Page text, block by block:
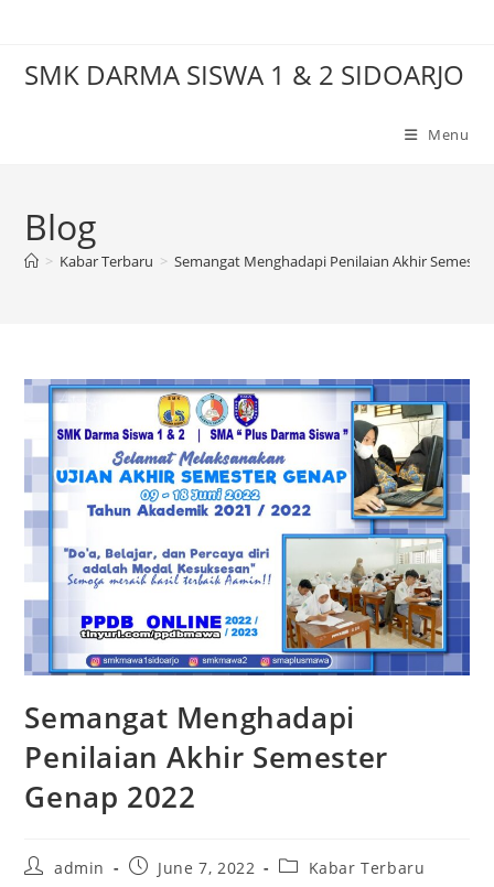
contentSMK DARMA SISWA 1 & 2 SIDOARJO
Menu
Blog
> Kabar Terbaru > Semangat Menghadapi Penilaian Akhir
Semangat Menghadapi
Penilaian Akhir Semester
Genap 2022
Postadmin
PostJune 7, 2022
PostKabar Terbaru